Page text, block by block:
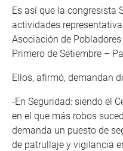
Es así que la congresista
actividades
Asociación de
Primero de Setiembre –
Ellos, afirmó, demandan
-En Seguridad: siendo el
en el que más robos
demanda un puesto de
de patrullaje y vigilancia